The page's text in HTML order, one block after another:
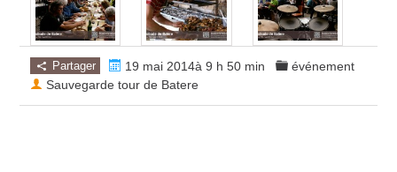
Partager 19 mai 2014à 9 h 50 min
événement
Sauvegarde tour de Batere